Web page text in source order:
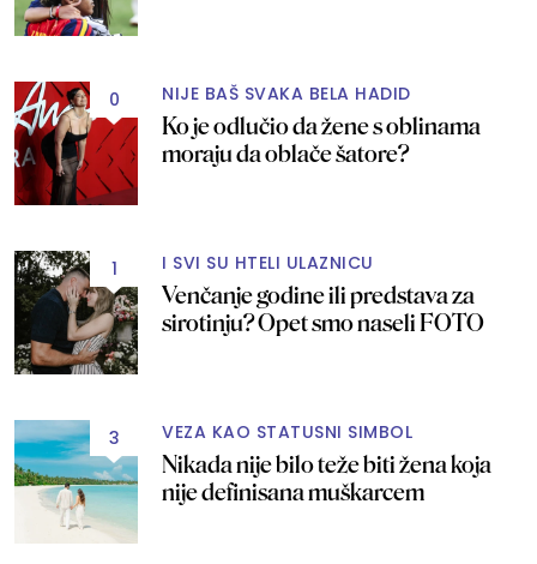
0 NIJE BAŠ SVAKA BELA HADID
Ko je odlučio da žene s oblinama
moraju da oblače šatore?
1 I SVI SU HTELI ULAZNICU
Venčanje godine ili predstava za
sirotinju? Opet smo naseli FOTO
3 VEZA KAO STATUSNI SIMBOL
Nikada nije bilo teže biti žena koja
nije definisana muškarcem